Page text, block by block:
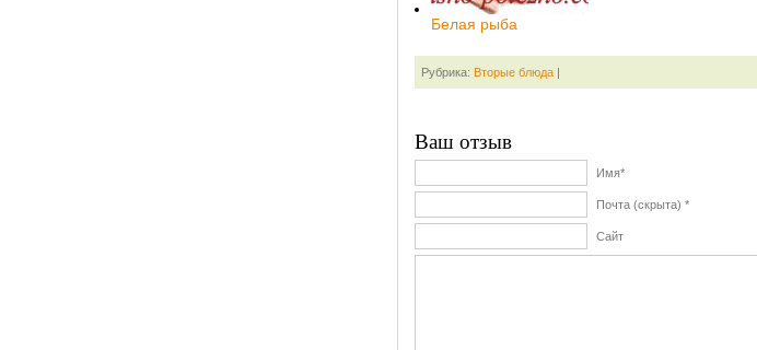
Белая рыба
Рубрика: Вторые блюда|
Ваш отзыв
Имя*
Почта (скрыта) *
Сайт